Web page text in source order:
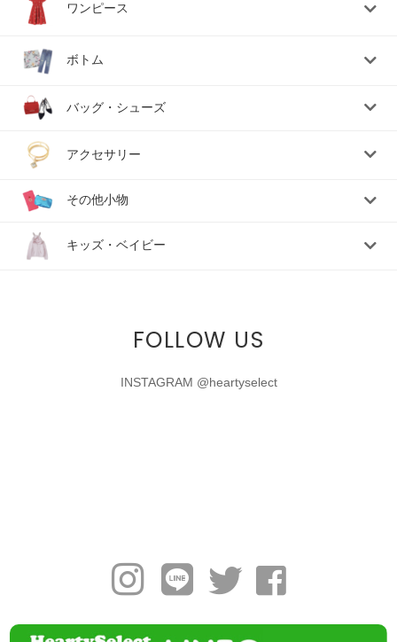
ワンピース
ボトム
バッグ・シューズ
アクセサリー
その他小物
キッズ・ベイビー
FOLLOW US
INSTAGRAM @heartyselect